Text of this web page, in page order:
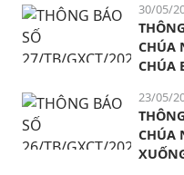
30/05/
CHÚA
CHÚA
23/05/
CHÚA